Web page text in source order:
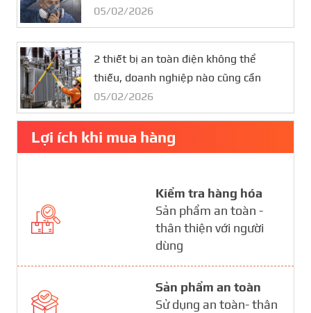
05/02/2026
2 thiết bị an toàn điện không thể
thiếu, doanh nghiệp nào cũng cần
05/02/2026
Lợi ích khi mua hàng
Kiểm tra hàng hóa
Sản phẩm an toàn -
thân thiện với người
dùng
Sản phẩm an toàn
Sử dụng an toàn- thân